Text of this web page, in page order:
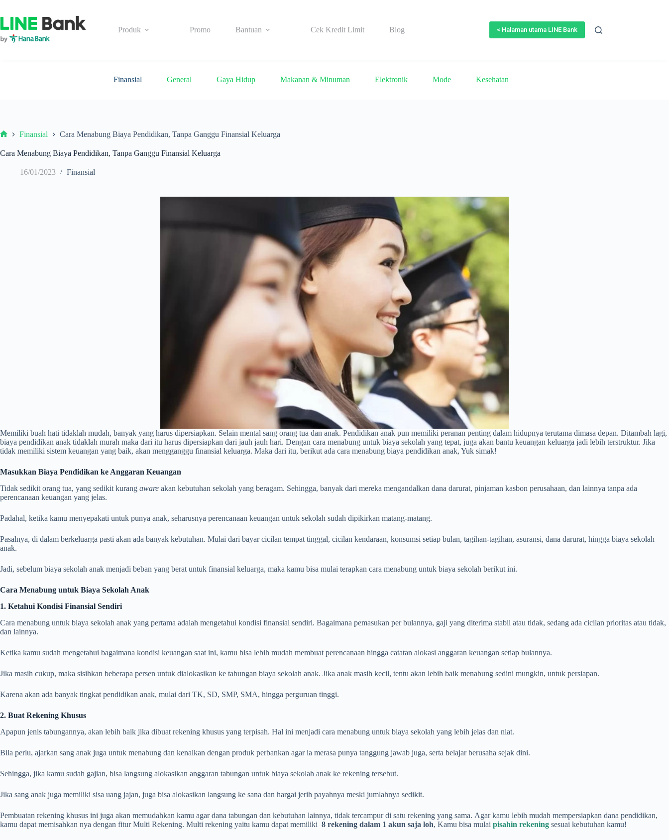
content
Produk
Promo Bantuan Cek Kredit Limit Blog < Halaman utama LINE Bank
Finansial General Gaya Hidup Makanan & Minuman Elektronik Mode Kesehatan
Finansial Cara Menabung Biaya Pendidikan, Tanpa Ganggu Finansial Keluarga
Cara Menabung Biaya Pendidikan, Tanpa Ganggu Finansial Keluarga
16/01/2023 Finansial
Memiliki buah hati tidaklah mudah, banyak yang harus dipersiapkan. Selain mental sang orang tua dan anak. Pendidikan anak pun memiliki peranan penting dalam hidupnya terutama dimasa depan. Ditambah lagi,
biaya pendidikan anak tidaklah murah maka dari itu harus dipersiapkan dari jauh jauh hari. Dengan cara menabung untuk biaya sekolah yang tepat, juga akan bantu keuangan keluarga jadi lebih terstruktur. Jika
tidak memiliki sistem keuangan yang baik, akan mengganggu finansial keluarga. Maka dari itu, berikut ada cara menabung biaya pendidikan anak, Yuk simak!
Masukkan Biaya Pendidikan ke Anggaran Keuangan
Tidak sedikit orang tua, yang sedikit kurang aware akan kebutuhan sekolah yang beragam. Sehingga, banyak dari mereka mengandalkan dana darurat, pinjaman kasbon perusahaan, dan lainnya tanpa ada
perencanaan keuangan yang jelas.
Padahal, ketika kamu menyepakati untuk punya anak, seharusnya perencanaan keuangan untuk sekolah sudah dipikirkan matang-matang.
Pasalnya, di dalam berkeluarga pasti akan ada banyak kebutuhan. Mulai dari bayar cicilan tempat tinggal, cicilan kendaraan, konsumsi setiap bulan, tagihan-tagihan, asuransi, dana darurat, hingga biaya sekolah
anak.
Jadi, sebelum biaya sekolah anak menjadi beban yang berat untuk finansial keluarga, maka kamu bisa mulai terapkan cara menabung untuk biaya sekolah berikut ini.
Cara Menabung untuk Biaya Sekolah Anak
1. Ketahui Kondisi Finansial Sendiri
Cara menabung untuk biaya sekolah anak yang pertama adalah mengetahui kondisi finansial sendiri. Bagaimana pemasukan per bulannya, gaji yang diterima stabil atau tidak, sedang ada cicilan prioritas atau tidak,
dan lainnya.
Ketika kamu sudah mengetahui bagaimana kondisi keuangan saat ini, kamu bisa lebih mudah membuat perencanaan hingga catatan alokasi anggaran keuangan setiap bulannya.
Jika masih cukup, maka sisihkan beberapa persen untuk dialokasikan ke tabungan biaya sekolah anak. Jika anak masih kecil, tentu akan lebih baik menabung sedini mungkin, untuk persiapan.
Karena akan ada banyak tingkat pendidikan anak, mulai dari TK, SD, SMP, SMA, hingga perguruan tinggi.
2. Buat Rekening Khusus
Apapun jenis tabungannya, akan lebih baik jika dibuat rekening khusus yang terpisah. Hal ini menjadi cara menabung untuk biaya sekolah yang lebih jelas dan niat.
Bila perlu, ajarkan sang anak juga untuk menabung dan kenalkan dengan produk perbankan agar ia merasa punya tanggung jawab juga, serta belajar berusaha sejak dini.
Sehingga, jika kamu sudah gajian, bisa langsung alokasikan anggaran tabungan untuk biaya sekolah anak ke rekening tersebut.
Jika sang anak juga memiliki sisa uang jajan, juga bisa alokasikan langsung ke sana dan hargai jerih payahnya meski jumlahnya sedikit.
Pembuatan rekening khusus ini juga akan memudahkan kamu agar dana tabungan dan kebutuhan lainnya, tidak tercampur di satu rekening yang sama. Agar kamu lebih mudah mempersiapkan dana pendidikan,
kamu dapat memisahkan nya dengan fitur Multi Rekening. Multi rekening yaitu kamu dapat memiliki 8 rekening dalam 1 akun saja loh, Kamu bisa mulai pisahin rekening sesuai kebutuhan kamu!